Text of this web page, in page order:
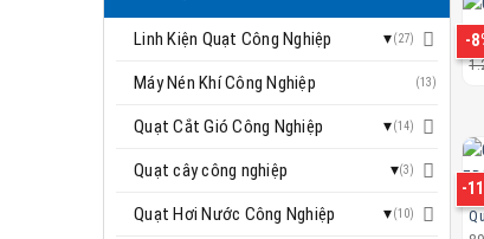
Linh Kiện Quạt Công Nghiệp (27)
Máy Nén Khí Công Nghiệp (13)
Quạt Cắt Gió Công Nghiệp (14)
Quạt cây công nghiệp (3)
Quạt Hơi Nước Công Nghiệp (10)
-
-